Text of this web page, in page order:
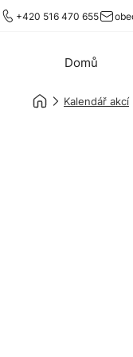
+420 516 470 655
Domů
Kalendář akcí